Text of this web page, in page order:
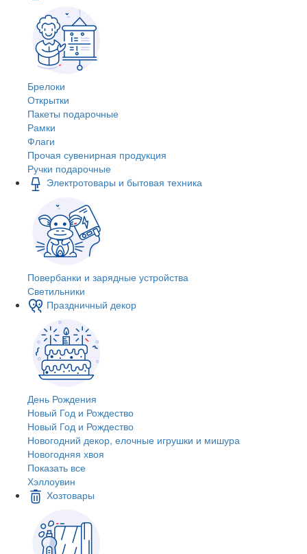
Брелоки
Открытки
Пакеты подарочные
Рамки
Флаги
Прочая сувенирная продукция
Ручки подарочные
Электротовары и бытовая техника
Повербанки и зарядные устройства
Светильники
Праздничный декор
День Рождения
Новый Год и Рождество
Новый Год и Рождество
Новогодний декор, елочные игрушки и мишура
Новогодняя хвоя
Показать все
Хэллоувин
Хозтовары